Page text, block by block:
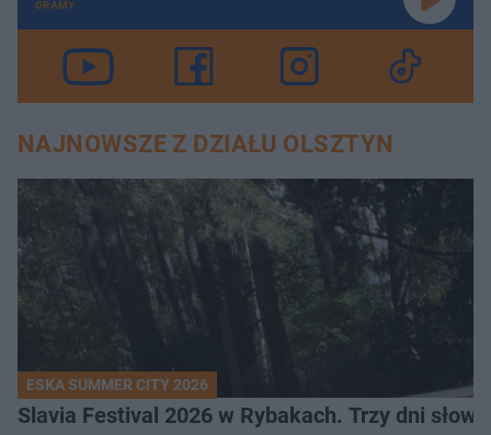
GRAMY
NAJNOWSZE Z DZIAŁU OLSZTYN
ESKA SUMMER CITY 2026
Slavia Festival 2026 w Rybakach. Trzy dni